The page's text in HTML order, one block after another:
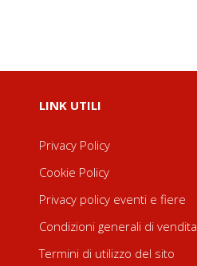
LINK UTILI
Privacy Policy
Cookie Policy
Privacy policy eventi e fiere
Condizioni generali di vendita
Termini di utilizzo del sito